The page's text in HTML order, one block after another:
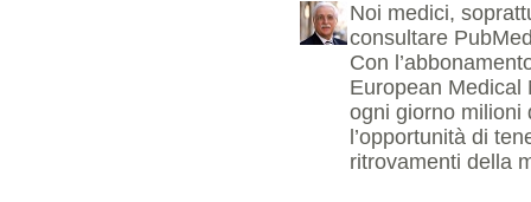
Noi medici,
consultare
Con
European Medical
ogni giorno milioni
l’opportunità di
ritrovamenti della